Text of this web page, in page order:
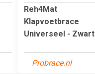
Reh4Mat
Klapvoetbrace
Universeel - Zwart
Probrace.nl